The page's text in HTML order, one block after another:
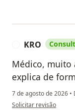
KRO
Médico, muito
explica de
7 de agosto de 2026 •
na opinião do utilizador
Solicitar revisão